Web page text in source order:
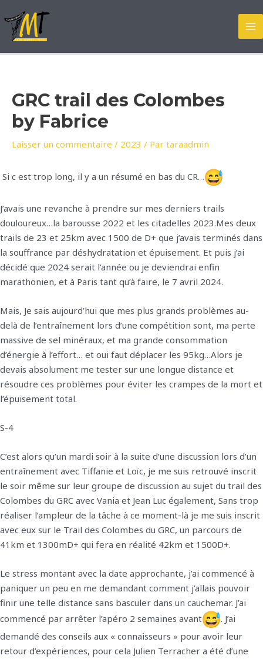
au
contenu
GRC trail des Colombes
by Fabrice
Laisser un commentaire / 2023 / Par taraadmin
Si c est trop long, il y a un résumé en bas du CR…
J’avais une revanche à prendre sur mes derniers trails
douloureux…la barousse 2022 et les citadelles 2023.Mes deux
trails de 23 et 25km avec 1500 de D+ que j’avais terminés dans
la souffrance par déshydratation et épuisement. Et puis j’ai
décidé que 2024 serait l’année ou je deviendrai enfin
marathonien, et à Paris tant qu’à faire, le 7 avril 2024.
Mais, Je sais aujourd’hui que mes plus grands problèmes au-
delà de l’entraînement lors d’une compétition sont, ma perte
massive de sel minéraux, et ma grande consommation
d’énergie à l’effort… et oui faut déplacer les 95kg…Alors je
devais absolument me tester sur une longue distance et
résoudre ces problèmes pour éviter les crampes de la mort et
l’épuisement total.
S-4
C’est alors qu’un mardi soir à la suite d’une discussion lors d’un
entraînement avec Tiffanie et Loïc, je me suis retrouvé inscrit
le soir même sur leur groupe de discussion au sujet du trail des
Colombes du GRC avec Vania et Jean Luc également, Sans trop
réaliser l’ampleur de la tâche à ce moment-là je me suis inscrit
avec eux sur le Trail des Colombes du GRC, un parcours de
41km et 1300mD+ qui fera en réalité 42km et 1500D+.
Le stress montant avec la date approchante, j’ai commencé à
paniquer un peu en me demandant comment j’allais pouvoir
finir une telle distance sans basculer dans un cauchemar. J’ai
commencé par arrêter l’apéro 2 semaines avant
. J’ai
demandé des conseils aux « connaisseurs » pour avoir leur
retour d’expériences, pour cela Julien Terracher a été d’une